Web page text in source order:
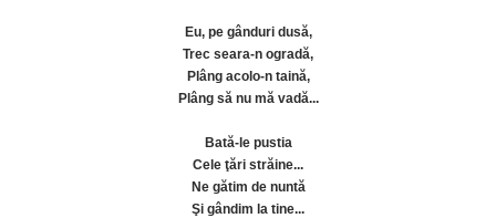
Eu, pe gânduri dusă,
Trec seara-n ogradă,
Plâng acolo-n taină,
Plâng să nu mă vadă...
Bată-le pustia
Cele ţări străine...
Ne gătim de nuntă
Şi gândim la tine...